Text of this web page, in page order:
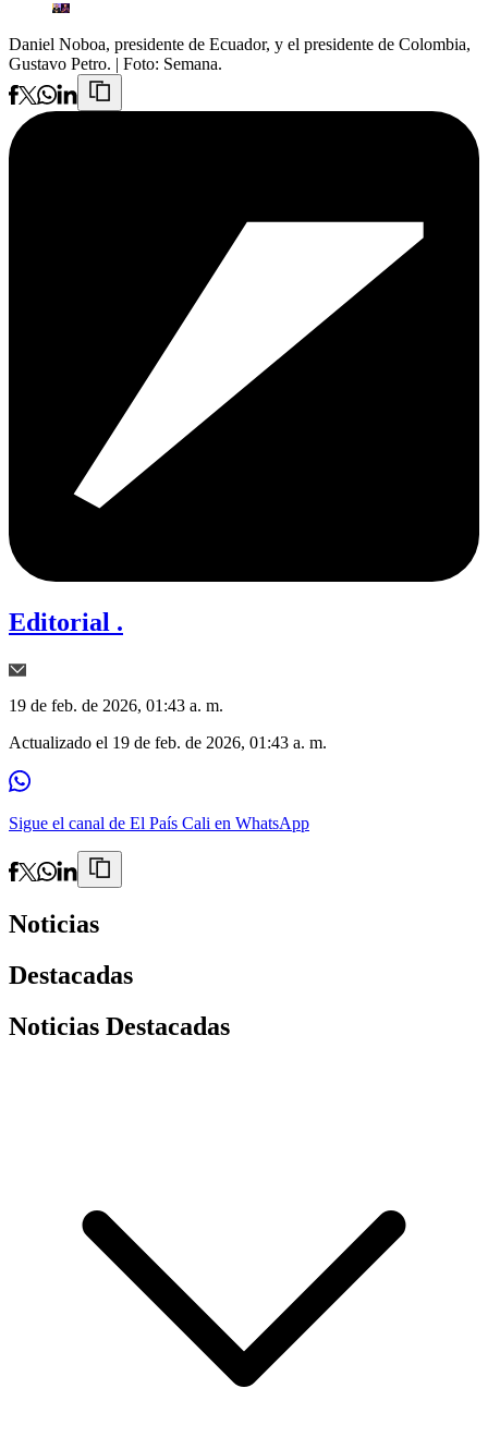
Daniel Noboa, presidente de Ecuador, y el presidente de Colombia,
Gustavo Petro. | Foto: Semana.
Editorial .
19 de feb. de 2026, 01:43 a. m.
Actualizado el 19 de feb. de 2026, 01:43 a. m.
Sigue el canal de El País Cali en WhatsApp
Noticias
Destacadas
Noticias Destacadas